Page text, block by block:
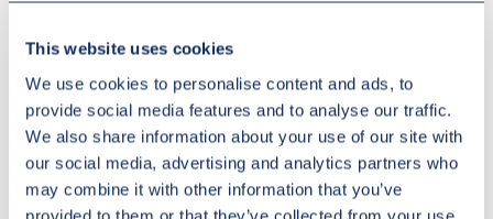
This website uses cookies
We use cookies to personalise content and ads, to
provide social media features and to analyse our traffic.
We also share information about your use of our site with
our social media, advertising and analytics partners who
may combine it with other information that you’ve
provided to them or that they’ve collected from your use
naszym rozwiązaniom, przedsiębiorstwa mogą reagować na
konkurencyjność. Wykorzystaniewyciągarek elektrycznych
automatyzacji procesów produkcyjnych to krok w kierunku
nowoczesnej, innowacyjnej produkcji, gdzie liczy się efektywność,
bezpieczeństwo i niezawodność. Nasz zespół ekspertów jest gotowy
dostarczyć wsparcie w doborze najlepszych rozwiązań technicznych,